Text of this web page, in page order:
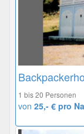
1 bis 20 Personen
von 25,- € pro